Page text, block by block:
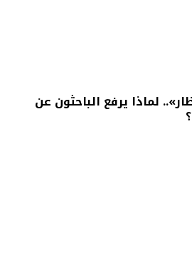
لماذا يرفع الباحثون عن